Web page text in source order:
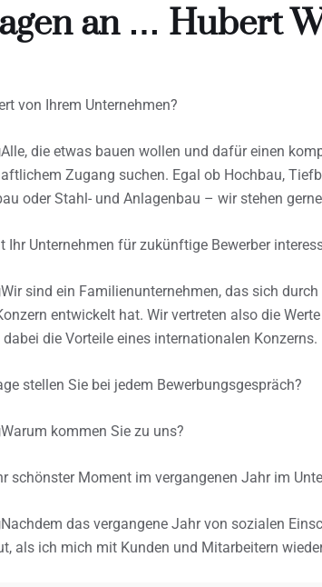
an … Hubert
von Ihrem Unternehmen?
Alle, die etwas bauen wollen und dafür einen
Zugang suchen. Egal ob Hochbau,
oder Stahl- und Anlagenbau – wir stehen
Ihr Unternehmen für zukünftige Bewerber
Wir sind ein Familienunternehmen, das sich
entwickelt hat. Wir vertreten also die
die Vorteile eines internationalen Konzerns.
stellen Sie bei jedem Bewerbungsgespräch?
Warum kommen Sie zu uns?
schönster Moment im vergangenen Jahr im
Nachdem das vergangene Jahr von sozialen
als ich mich mit Kunden und Mitarbeitern